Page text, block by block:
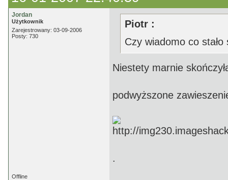
Jordan
Użytkownik
Zarejestrowany: 03-09-2006
Posty: 730
Piotr :
Czy wiadomo co
Niestety marnie
podwyższone
.
Offline